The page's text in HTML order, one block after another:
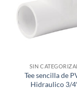
SIN
Tee sencilla de
Hidraulico 3/